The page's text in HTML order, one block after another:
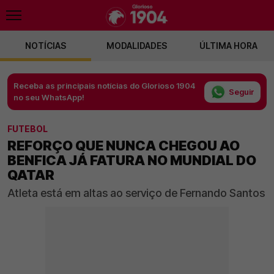
NOTÍCIAS MODALIDADES ÚLTIMA HORA
Receba as principais notícias do Glorioso 1904
no seu WhatsApp!
Seguir
FUTEBOL
REFORÇO QUE NUNCA CHEGOU AO
BENFICA JÁ FATURA NO MUNDIAL DO
QATAR
Atleta está em altas ao serviço de Fernando Santos